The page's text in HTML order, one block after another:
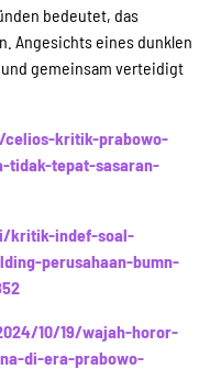
bedeutet, das
Angesichts eines dunklen
gemeinsam verteidigt
kritik-prabowo-
tidak-tepat-sasaran-
kritik-indef-soal-
perusahaan-bumn-
10/19/wajah-horor-
di-era-prabowo-